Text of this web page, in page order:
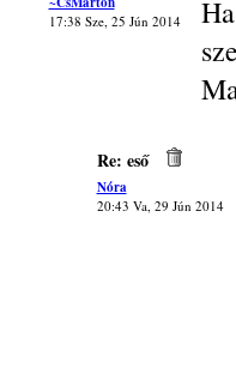
17:38 Sze, 25 Jún 2014
Re: eső
Nóra
20:43 Va, 29 Jún 2014